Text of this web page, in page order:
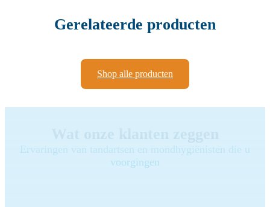
Gerelateerde producten
Shop alle producten
Ervaringen van tandartsen en mondhygiënisten die u
voorgingen